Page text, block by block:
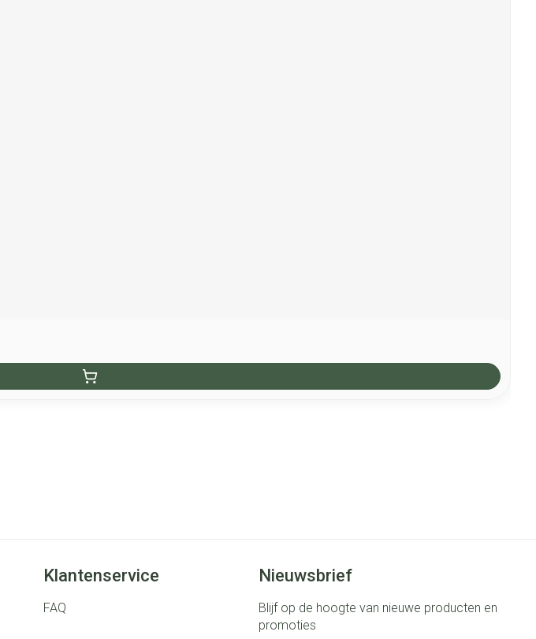
Klantenservice
FAQ
Nieuwsbrief
Blijf op de hoogte van nieuwe producten en
promoties